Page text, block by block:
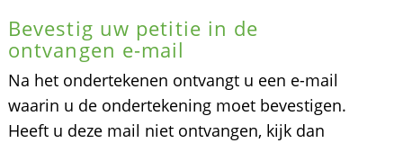
Bevestig uw petitie in de
ontvangen e-mail
Na het ondertekenen ontvangt u een e-mail
waarin u de ondertekening moet bevestigen.
Heeft u deze mail niet ontvangen, kijk dan